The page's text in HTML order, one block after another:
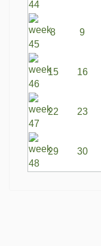
8 9
15 16
22 23
29 30